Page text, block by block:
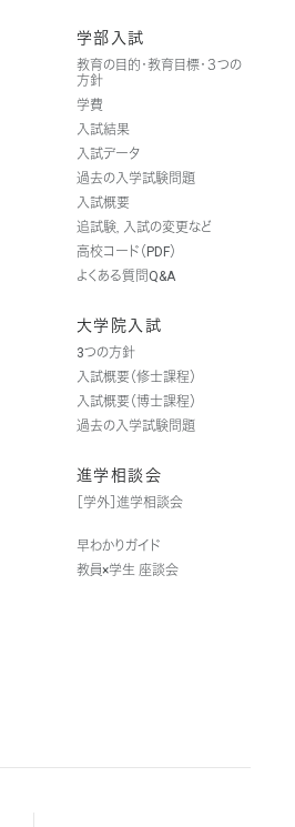
学部入試
教育の目的・教育目標・３つの
方針
学費
入試結果
入試データ
過去の入学試験問題
入試概要
追試験，入試の変更など
高校コード（PDF）
よくある質問Q&A
大学院入試
3つの方針
入試概要（修士課程）
入試概要（博士課程）
過去の入学試験問題
進学相談会
［学外］進学相談会
早わかりガイド
教員×学生 座談会